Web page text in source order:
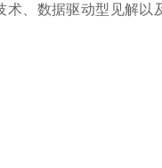
、数据驱动型见解以